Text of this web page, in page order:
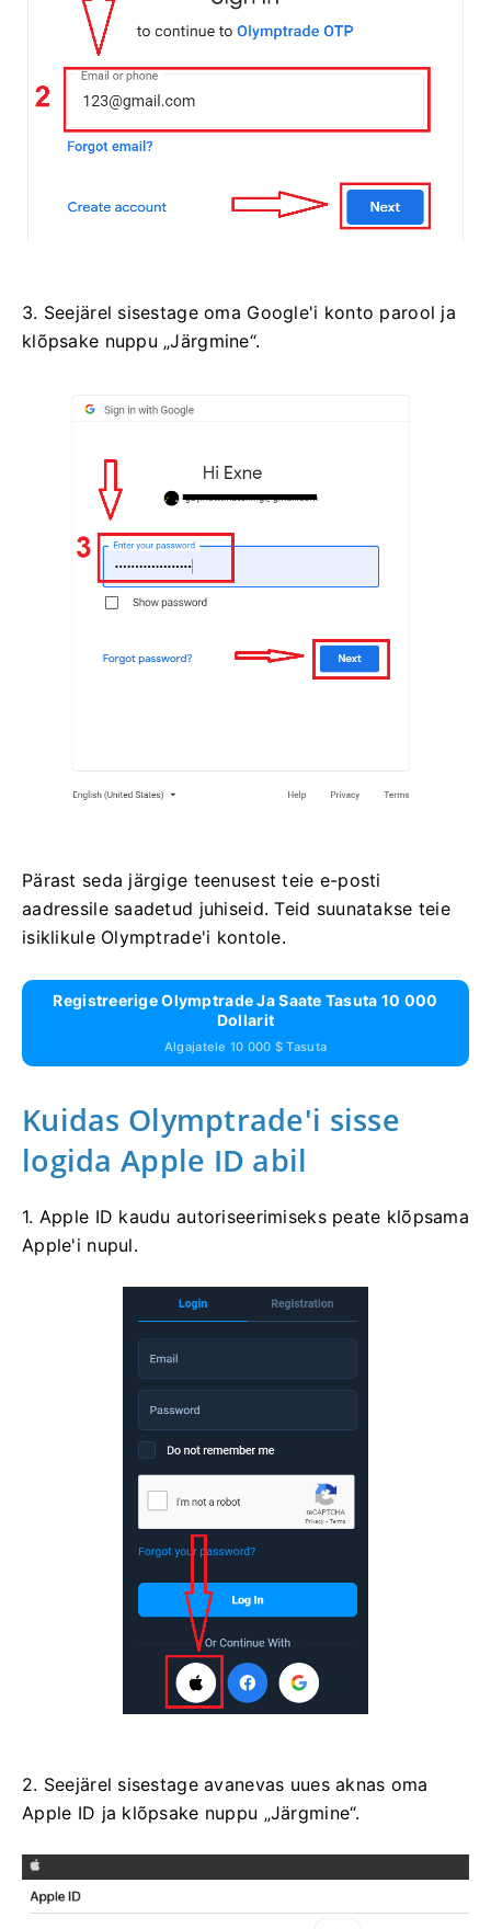
3. Seejärel sisestage oma Google'i konto parool ja
klõpsake nuppu „Järgmine“.
Pärast seda järgige teenusest teie e-posti
aadressile saadetud juhiseid. Teid suunatakse teie
isiklikule Olymptrade'i kontole.
Registreerige Olymptrade Ja Saate Tasuta 10 000
Dollarit
Algajatele 10 000 $ Tasuta
Kuidas Olymptrade'i sisse
logida Apple ID abil
1. Apple ID kaudu autoriseerimiseks peate klõpsama
Apple'i nupul.
2. Seejärel sisestage avanevas uues aknas oma
Apple ID ja klõpsake nuppu „Järgmine“.